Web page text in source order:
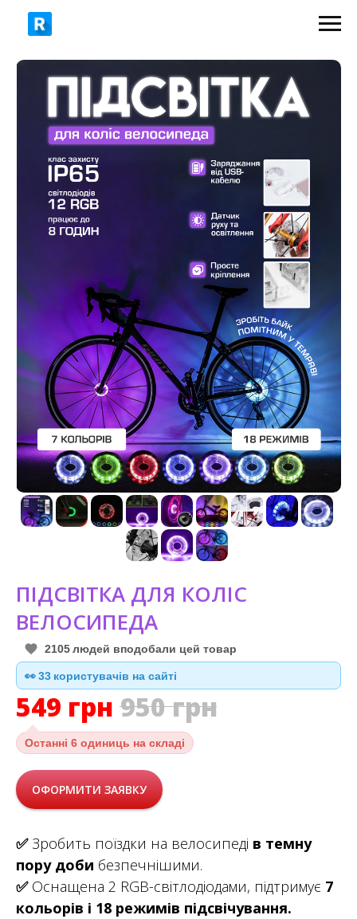
549 грн
ПІДСВІТКА ДЛЯ КОЛІС
ВЕЛОСИПЕДА
2105 людей вподобали цей товар
👀32 користувачів на сайті
549 грн 950грн
Останні 6 одиниць на складі
ОФОРМИТИ ЗАЯВКУ
✅Зробить поїздки на велосипеді в темну
пору доби безпечнішими.
✅Оснащена 2 RGB-світлодіодами, підтримує 7
кольорів і 18 режимів підсвічування.